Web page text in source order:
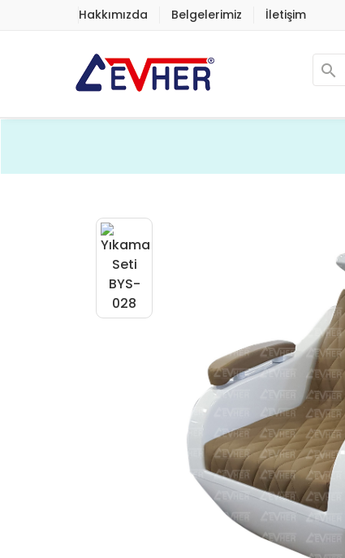
Hakkımızda Belgelerimiz İletişim
search